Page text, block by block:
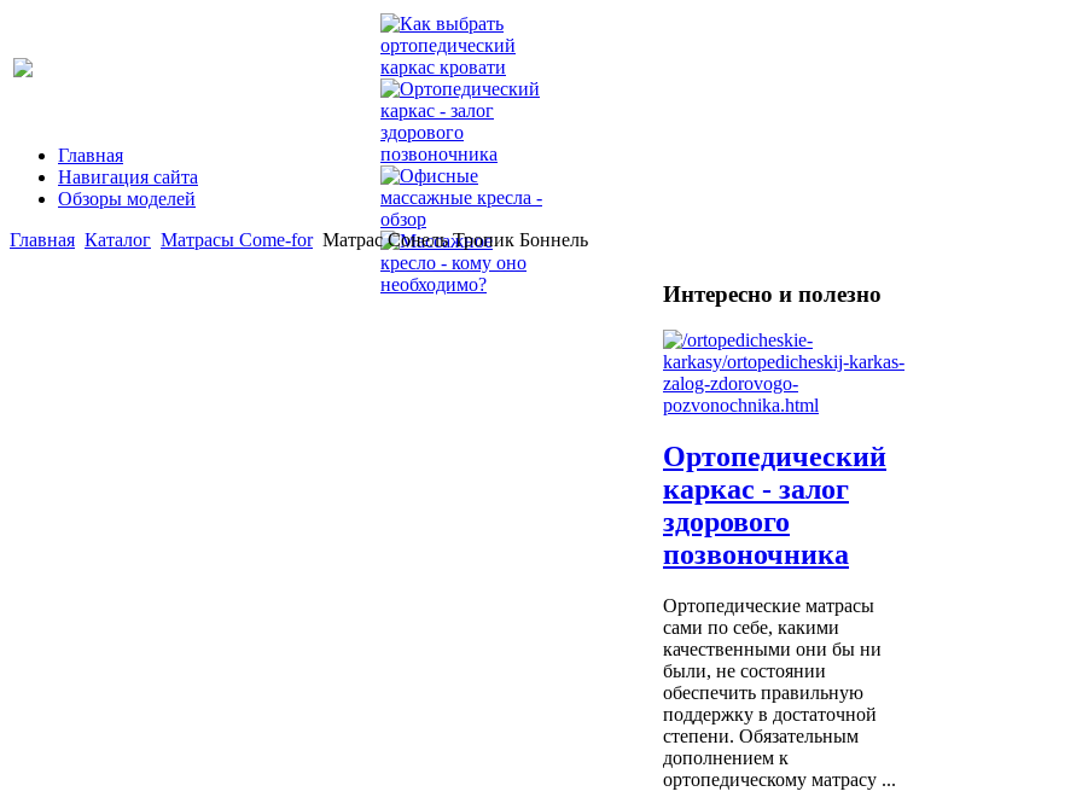
Главная
Навигация сайта
Обзоры моделей
Главная Каталог Матрасы Come-for Матрас Сонель Тропик Боннель
Интересно и полезно
Ортопедический
каркас - залог
здорового
позвоночника
Ортопедические матрасы
сами по себе, какими
качественными они бы ни
были, не состоянии
обеспечить правильную
поддержку в достаточной
степени. Обязательным
дополнением к
ортопедическому матрасу ...